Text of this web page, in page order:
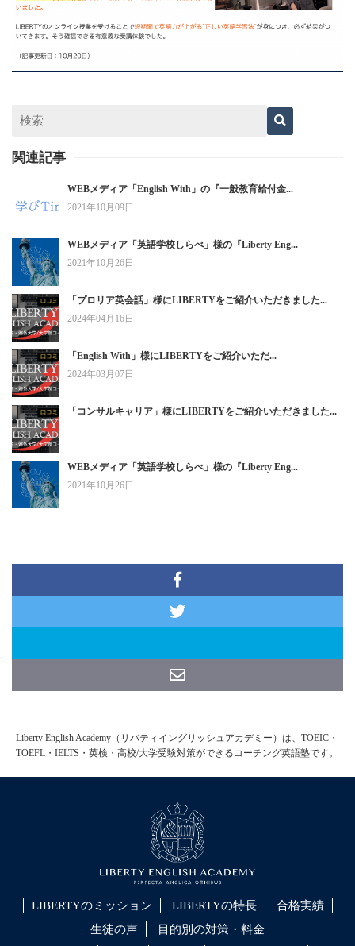
関連記事
WEBメディア「English With」の『一般教育給付金...
2021年10月09日
WEBメディア「英語学校しらべ」様の『Liberty Eng...
2021年10月26日
「プロリア英会話」様にLIBERTYをご紹介いただきました...
2024年04月16日
「English With」様にLIBERTYをご紹介いただ...
2024年03月07日
「コンサルキャリア」様にLIBERTYをご紹介いただきました...
WEBメディア「英語学校しらべ」様の『Liberty Eng...
2021年10月26日
Liberty English Academy（リバティイングリッシュアカデミー）は、TOEIC・
TOEFL・IELTS・英検・高校/大学受験対策ができるコーチング英語塾です。
LIBERTYのミッション LIBERTYの特長
合格実績
生徒の声
目的別の対策・料金